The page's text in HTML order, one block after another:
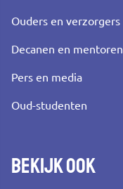
Ouders en verzorgers
Decanen en mentoren
Pers en media
Oud-studenten
Bekijk ook